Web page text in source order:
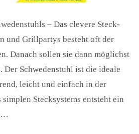
– Das clevere Steck-
und Grillpartys besteht oft der
Danach sollen sie dann möglichst
Der Schwedenstuhl ist die ideale
leicht und einfach in der
Stecksystems entsteht ein